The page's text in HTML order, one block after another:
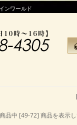
ンワールド
品中 [49-72] 商品を表示